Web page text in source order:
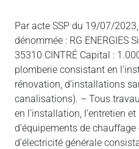
Par acte SSP du 19/07/
dénommée : RG ENERGIES
35310 CINTRÉ Capital :
plomberie consistant en
rénovation, d’installations
canalisations). – Tous
en l’installation, l’entretien
d’équipements de
d’électricité générale